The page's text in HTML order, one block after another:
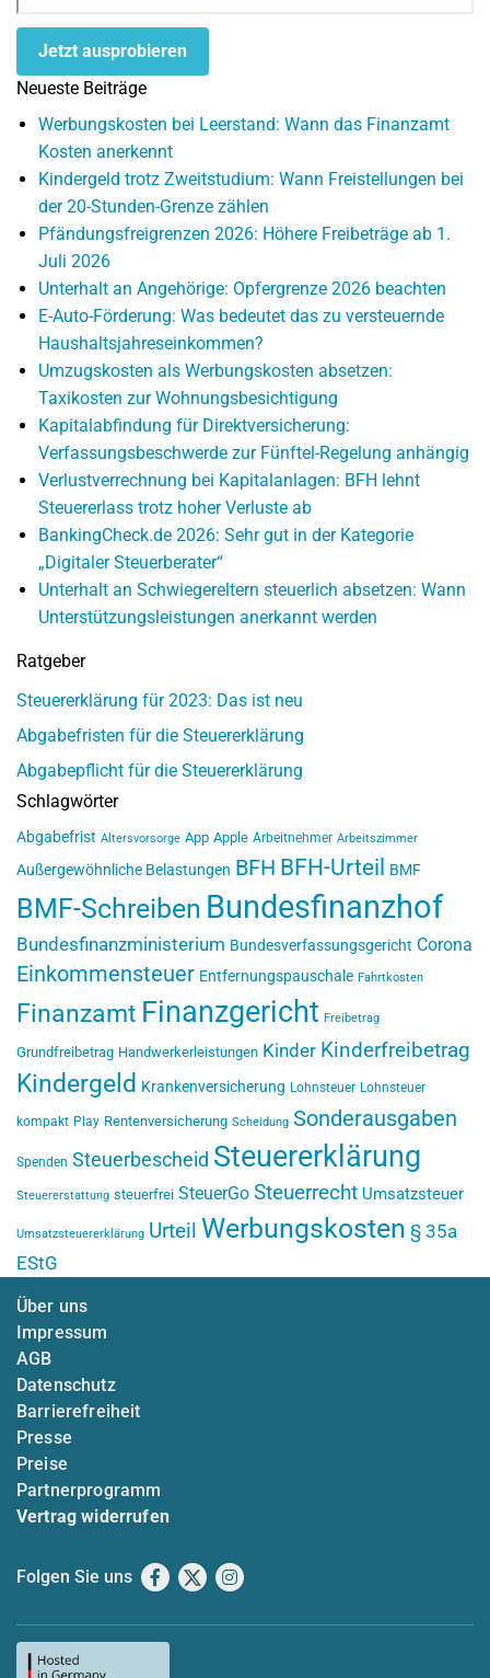
Jetzt ausprobieren
Neueste Beiträge
Werbungskosten bei Leerstand: Wann das Finanzamt
Kosten anerkennt
Kindergeld trotz Zweitstudium: Wann Freistellungen bei
der 20-Stunden-Grenze zählen
Pfändungsfreigrenzen 2026: Höhere Freibeträge ab 1.
Juli 2026
Unterhalt an Angehörige: Opfergrenze 2026 beachten
E-Auto-Förderung: Was bedeutet das zu versteuernde
Haushaltsjahreseinkommen?
Umzugskosten als Werbungskosten absetzen:
Taxikosten zur Wohnungsbesichtigung
Kapitalabfindung für Direktversicherung:
Verfassungsbeschwerde zur Fünftel-Regelung anhängig
Verlustverrechnung bei Kapitalanlagen: BFH lehnt
Steuererlass trotz hoher Verluste ab
BankingCheck.de 2026: Sehr gut in der Kategorie
„Digitaler Steuerberater“
Unterhalt an Schwiegereltern steuerlich absetzen: Wann
Unterstützungsleistungen anerkannt werden
Ratgeber
Steuererklärung für 2023: Das ist neu
Abgabefristen für die Steuererklärung
Abgabepflicht für die Steuererklärung
Schlagwörter
Abgabefrist Altersvorsorge App Apple Arbeitnehmer Arbeitszimmer
Außergewöhnliche Belastungen BFH BFH-Urteil BMF
BMF-Schreiben Bundesfinanzhof
Bundesfinanzministerium Bundesverfassungsgericht Corona
Einkommensteuer Entfernungspauschale Fahrtkosten
Finanzamt Finanzgericht Freibetrag
Grundfreibetrag Handwerkerleistungen Kinder Kinderfreibetrag
Kindergeld Krankenversicherung Lohnsteuer Lohnsteuer
kompakt Play Rentenversicherung Scheidung Sonderausgaben
Spenden Steuerbescheid Steuererklärung
Steuererstattung steuerfrei SteuerGo Steuerrecht Umsatzsteuer
Umsatzsteuererklärung Urteil Werbungskosten § 35a
EStG
Über uns
Impressum
AGB
Datenschutz
Barrierefreiheit
Presse
Preise
Partnerprogramm
Vertrag widerrufen
Folgen Sie uns Facebook
X Instagram